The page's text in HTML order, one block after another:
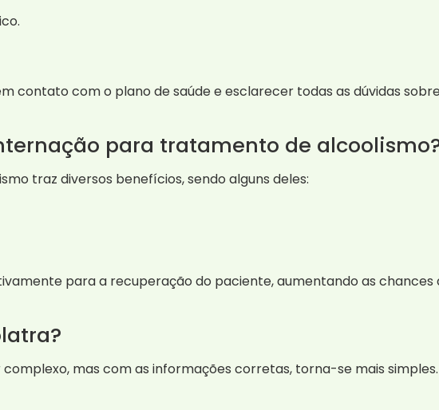
contato com o plano de saúde e esclarecer todas as dúvidas
para tratamento de
traz diversos benefícios, sendo alguns deles:
para a recuperação do paciente, aumentando as
mas com as informações corretas, torna-se mais simples.